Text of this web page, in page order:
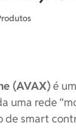
(AVAX)é
uma rede
de smart